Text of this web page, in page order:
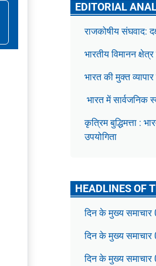
EDITORIAL
राजकोषीय संघवाद:
भारतीय विमानन
भारत की मुक्त
भारत में सार्वजनिक
कृत्रिम बुद्धिमत्ता :
उपयोगिता
HEADLINES OF
दिन के मुख्य
दिन के मुख्य
दिन के मुख्य